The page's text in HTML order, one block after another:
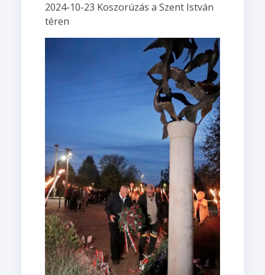
2024-10-23 Koszorúzás a Szent István
téren